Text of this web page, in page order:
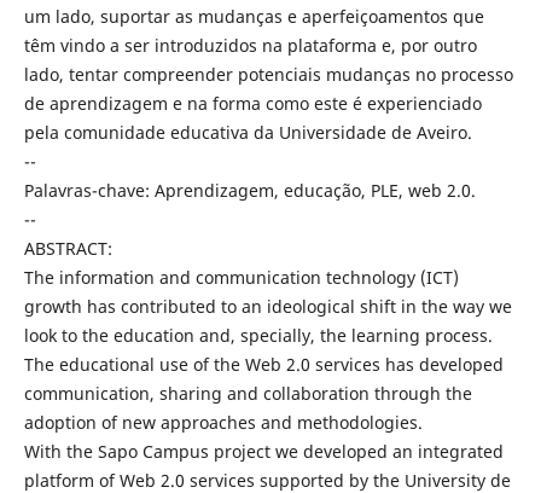
um lado, suportar as mudanças e aperfeiçoamentos que
têm vindo a ser introduzidos na plataforma e, por outro
lado, tentar compreender potenciais mudanças no processo
de aprendizagem e na forma como este é experienciado
pela comunidade educativa da Universidade de Aveiro.
--
Palavras-chave: Aprendizagem, educação, PLE, web 2.0.
--
ABSTRACT:
The information and communication technology (ICT)
growth has contributed to an ideological shift in the way we
look to the education and, specially, the learning process.
The educational use of the Web 2.0 services has developed
communication, sharing and collaboration through the
adoption of new approaches and methodologies.
With the Sapo Campus project we developed an integrated
platform of Web 2.0 services supported by the University de